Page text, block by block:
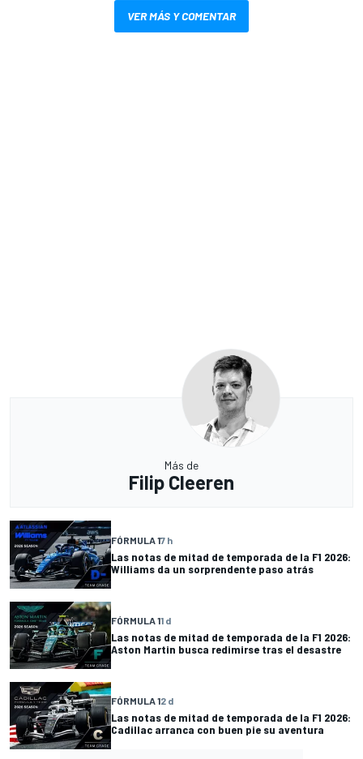
VER MÁS Y COMENTAR
Más de
Filip Cleeren
FÓRMULA 17 h
Las notas de mitad de temporada de la F1 2026:
Williams da un sorprendente paso atrás
FÓRMULA 11 d
Las notas de mitad de temporada de la F1 2026:
Aston Martin busca redimirse tras el desastre
FÓRMULA 12 d
Las notas de mitad de temporada de la F1 2026:
Cadillac arranca con buen pie su aventura